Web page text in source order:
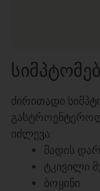
ძირითადი
იძლევა:
მადის
ტკივილი
ბოყინი